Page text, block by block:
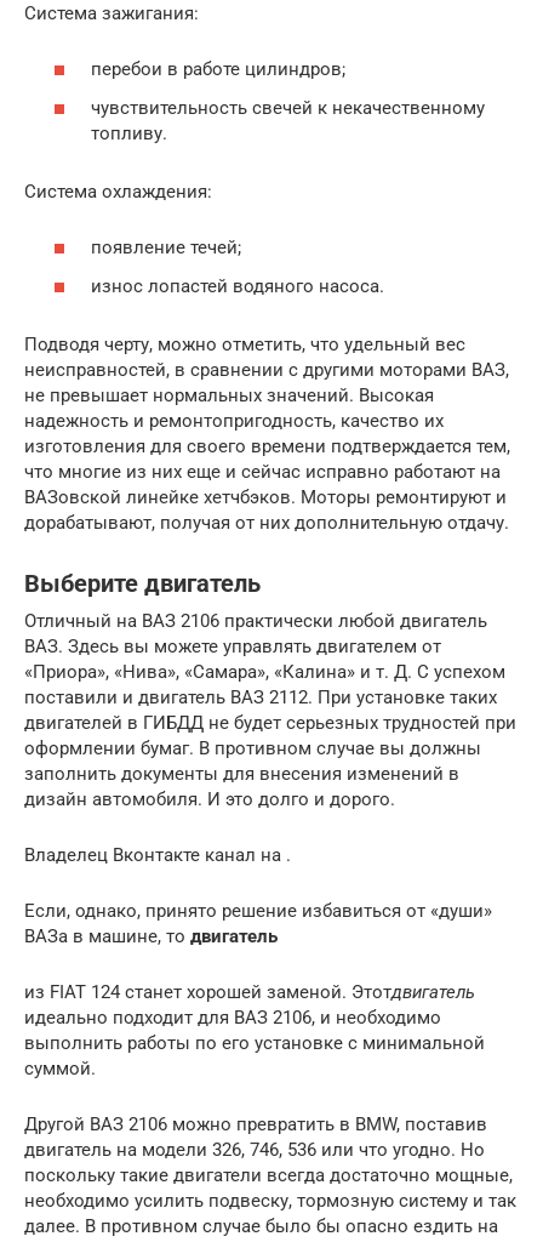
Система зажигания:
перебои в работе цилиндров;
чувствительность свечей к некачественному
топливу.
Система охлаждения:
появление течей;
износ лопастей водяного насоса.
Подводя черту, можно отметить, что удельный вес
неисправностей, в сравнении с другими моторами ВАЗ,
не превышает нормальных значений. Высокая
надежность и ремонтопригодность, качество их
изготовления для своего времени подтверждается тем,
что многие из них еще и сейчас исправно работают на
ВАЗовской линейке хетчбэков. Моторы ремонтируют и
дорабатывают, получая от них дополнительную отдачу.
Выберите двигатель
Отличный на ВАЗ 2106 практически любой двигатель
ВАЗ. Здесь вы можете управлять двигателем от
«Приора», «Нива», «Самара», «Калина» и т. Д. С успехом
поставили и двигатель ВАЗ 2112. При установке таких
двигателей в ГИБДД не будет серьезных трудностей при
оформлении бумаг. В противном случае вы должны
заполнить документы для внесения изменений в
дизайн автомобиля. И это долго и дорого.
Владелец Вконтакте канал на .
Если, однако, принято решение избавиться от «души»
ВАЗа в машине, то двигатель
из FIAT 124 станет хорошей заменой. Этотдвигатель
идеально подходит для ВАЗ 2106, и необходимо
выполнить работы по его установке с минимальной
суммой.
Другой ВАЗ 2106 можно превратить в BMW, поставив
двигатель на модели 326, 746, 536 или что угодно. Но
поскольку такие двигатели всегда достаточно мощные,
необходимо усилить подвеску, тормозную систему и так
далее. В противном случае было бы опасно ездить на